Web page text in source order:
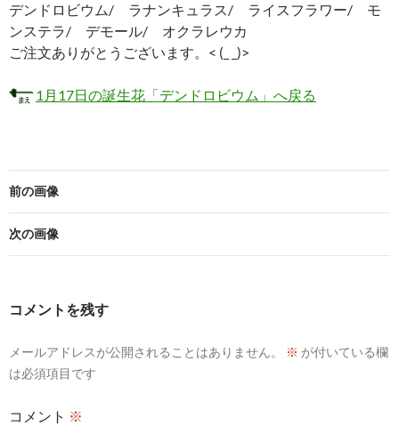
デンドロビウム/ ラナンキュラス/ ライスフラワー/ モ
ンステラ/ デモール/ オクラレウカ
ご注文ありがとうございます。< (_ _)>
1月17日の誕生花「デンドロビウム」へ戻る
前の画像
次の画像
コメントを残す
メールアドレスが公開されることはありません。 ※ が付いている欄
は必須項目です
コメント ※